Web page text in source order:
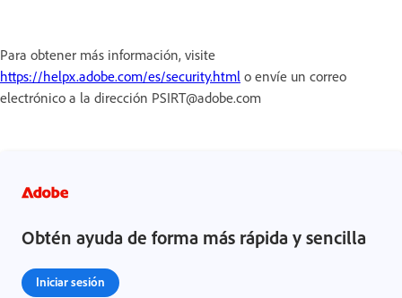
Para obtener más información, visite
https://helpx.adobe.com/es/security.html o envíe un correo
electrónico a la dirección PSIRT@adobe.com
Obtén ayuda de forma más rápida y sencilla
Iniciar sesión